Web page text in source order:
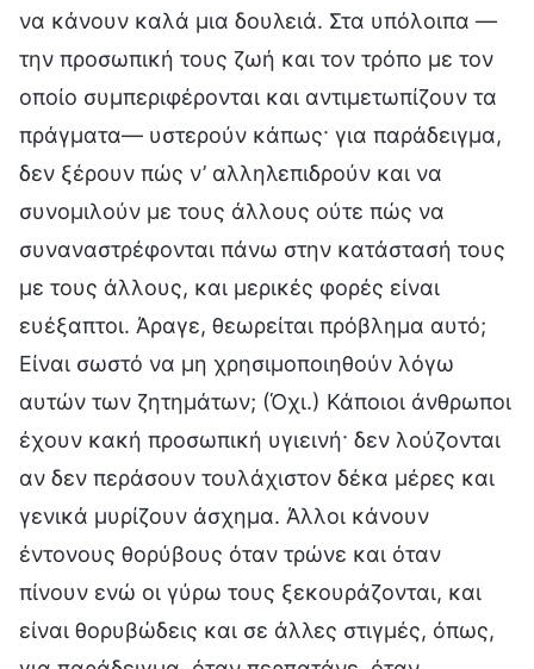
να κάνουν καλά μια δουλειά. Στα υπόλοιπα —
την προσωπική τους ζωή και τον τρόπο με τον
οποίο συμπεριφέρονται και αντιμετωπίζουν τα
πράγματα— υστερούν κάπως· για παράδειγμα,
δεν ξέρουν πώς ν’ αλληλεπιδρούν και να
συνομιλούν με τους άλλους ούτε πώς να
συναναστρέφονται πάνω στην κατάστασή τους
με τους άλλους, και μερικές φορές είναι
ευέξαπτοι. Άραγε, θεωρείται πρόβλημα αυτό;
Είναι σωστό να μη χρησιμοποιηθούν λόγω
αυτών των ζητημάτων; (Όχι.) Κάποιοι άνθρωποι
έχουν κακή προσωπική υγιεινή· δεν λούζονται
αν δεν περάσουν τουλάχιστον δέκα μέρες και
γενικά μυρίζουν άσχημα. Άλλοι κάνουν
έντονους θορύβους όταν τρώνε και όταν
πίνουν ενώ οι γύρω τους ξεκουράζονται, και
είναι θορυβώδεις και σε άλλες στιγμές, όπως,